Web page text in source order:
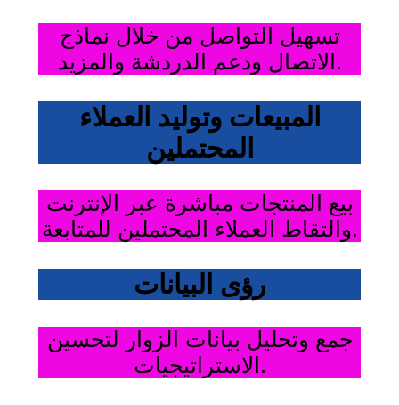
تسهيل التواصل من خلال نماذج
الاتصال ودعم الدردشة والمزيد.
المبيعات وتوليد العملاء
المحتملين
بيع المنتجات مباشرة عبر الإنترنت
والتقاط العملاء المحتملين للمتابعة.
رؤى البيانات
جمع وتحليل بيانات الزوار لتحسين
الاستراتيجيات.